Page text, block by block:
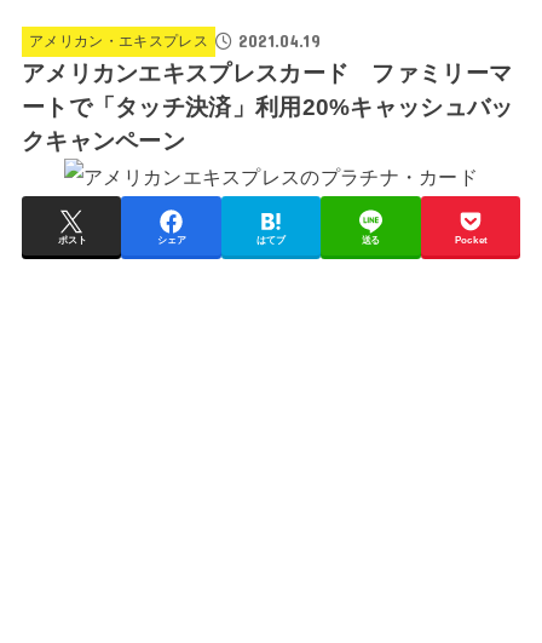
アメリカン・エキスプレス 2021.04.19
アメリカンエキスプレスカード ファミリーマ
ートで「タッチ決済」利用20%キャッシュバッ
クキャンペーン
ポスト シェア はてブ 送る Pocket